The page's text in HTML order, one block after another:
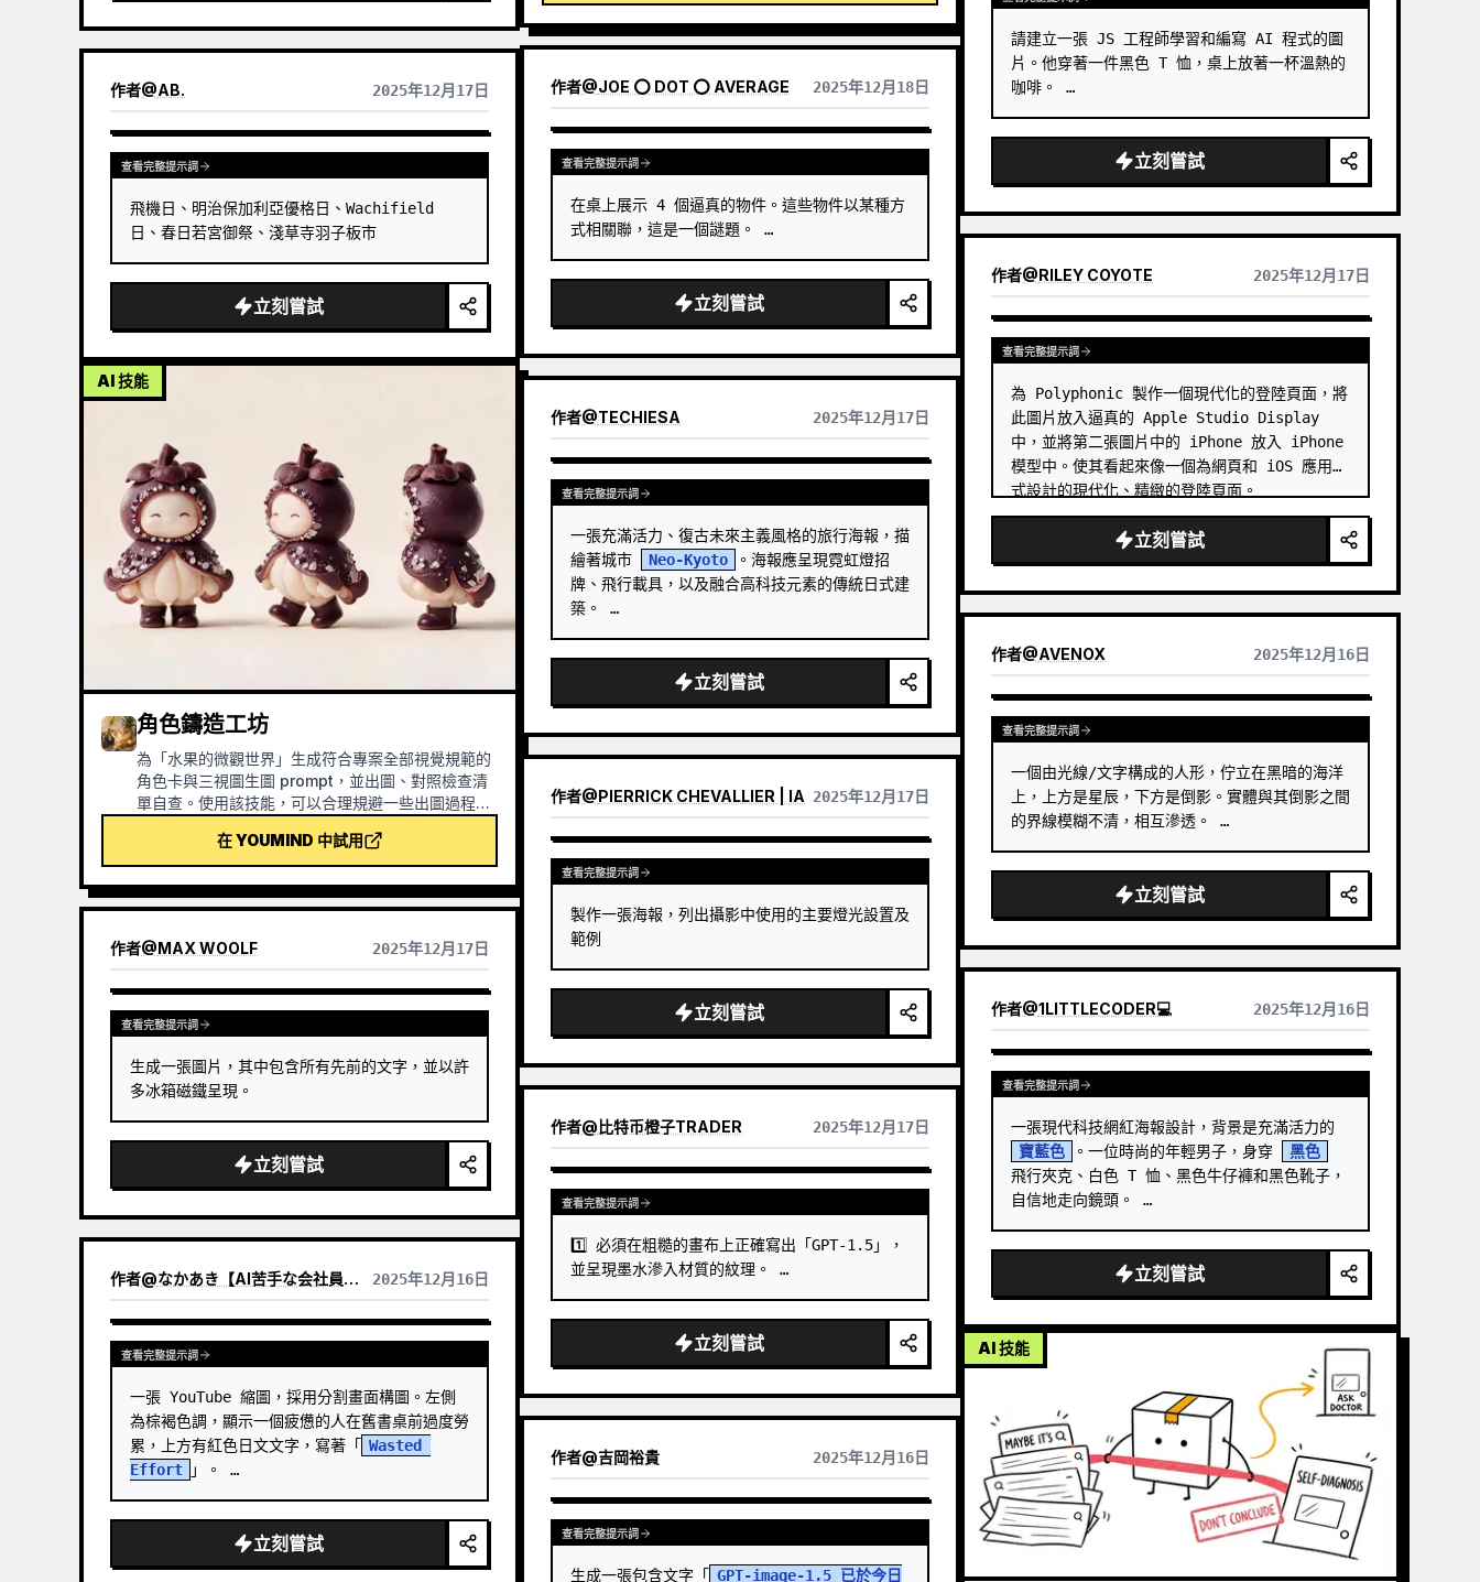
作者@AB. 2025年12月17日
查看完整提示詞
飛機日、明治保加利亞優格日、Wachifield
日、春日若宮御祭、淺草寺羽子板市
立刻嘗試
AI 技能
角色鑄造工坊
為「水果的微觀世界」生成符合專案全部視覺規範的
角色卡與三視圖生圖 prompt，並出圖、對照檢查清
單自查。使用該技能，可以合理規避一些出圖過程中
在 YOUMIND 中試用
作者@MAX WOOLF 2025年12月17日
查看完整提示詞
生成一張圖片，其中包含所有先前的文字，並以許
多冰箱磁鐵呈現。
立刻嘗試
作者@なかあき【AI苦手な会社員も月5万を1日30分で目指す伴走者】 2025年12月16日
查看完整提示詞
一張 YouTube 縮圖，採用分割畫面構圖。左側
為棕褐色調，顯示一個疲憊的人在舊書桌前過度勞
累，上方有紅色日文文字，寫著「
Wasted
Effort
」。 …
立刻嘗試
條，提煉出建築、城市、水面、道路、人物尺度、地
平線與光影關係，讓主體即使在縮圖中也能保持辨識
度。畫面整體強調安靜、克制和現代版畫般的質感，
和暖色為主，並在合適時加入一處微小的暖色標記。
合製作極簡藝術海報、攝影遺物系列、建築與城市影
像海報、抽象編輯攝影、畫廊感照片封面，以及適用
照片的真實內容，同時在下方建立一個具有穩定系列
感的「記憶印記」，讓每張照片都擁有獨立的情緒和
作者@JOE ⭕ DOT ⭕ AVERAGE 2025年12月18日
查看完整提示詞
在桌上展示 4 個逼真的物件。這些物件以某種方
式相關聯，這是一個謎題。 …
立刻嘗試
作者@TECHIESA 2025年12月17日
查看完整提示詞
一張充滿活力、復古未來主義風格的旅行海報，描
繪著城市
Neo-Kyoto
。海報應呈現霓虹燈招
牌、飛行載具，以及融合高科技元素的傳統日式建
築。 …
立刻嘗試
作者@PIERRICK CHEVALLIER | IA 2025年12月17日
查看完整提示詞
製作一張海報，列出攝影中使用的主要燈光設置及
範例
立刻嘗試
作者@ 比特币橙子TRADER 2025年12月17日
查看完整提示詞
1️⃣ 必須在粗糙的畫布上正確寫出「GPT-1.5」，
並呈現墨水滲入材質的紋理。 …
立刻嘗試
作者@吉岡裕貴 2025年12月16日
查看完整提示詞
生成一張包含文字「 GPT-image-1.5 已於今日
請建立一張 JS 工程師學習和編寫 AI 程式的圖
片。他穿著一件黑色 T 恤，桌上放著一杯溫熱的
咖啡。 …
立刻嘗試
作者@RILEY COYOTE 2025年12月17日
查看完整提示詞
為 Polyphonic 製作一個現代化的登陸頁面，將
此圖片放入逼真的 Apple Studio Display
中，並將第二張圖片中的 iPhone 放入 iPhone
模型中。使其看起來像一個為網頁和 iOS 應用程
式設計的現代化、精緻的登陸頁面。
立刻嘗試
作者@AVENOX 2025年12月16日
查看完整提示詞
一個由光線/文字構成的人形，佇立在黑暗的海洋
上，上方是星辰，下方是倒影。實體與其倒影之間
的界線模糊不清，相互滲透。 …
立刻嘗試
作者@1LITTLECODER💻 2025年12月16日
查看完整提示詞
寶藍色
。一位時尚的年輕男子，身穿
黑色
飛行夾克、白色 T 恤、黑色牛仔褲和黑色靴子，
自信地走向鏡頭。 …
立刻嘗試
AI 技能